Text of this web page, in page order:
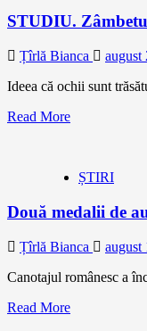
STUDIU.
Țîrlă Bianca
august
Ideea că ochii sunt
Read More
ȘTIRI
Două medalii de
Țîrlă Bianca
august
Canotajul românesc a
Read More